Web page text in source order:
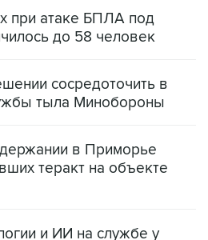
при атаке БПЛА под
до 58 человек
сосредоточить в
тыла Минобороны
в Приморье
теракт на объекте
и ИИ на службе у